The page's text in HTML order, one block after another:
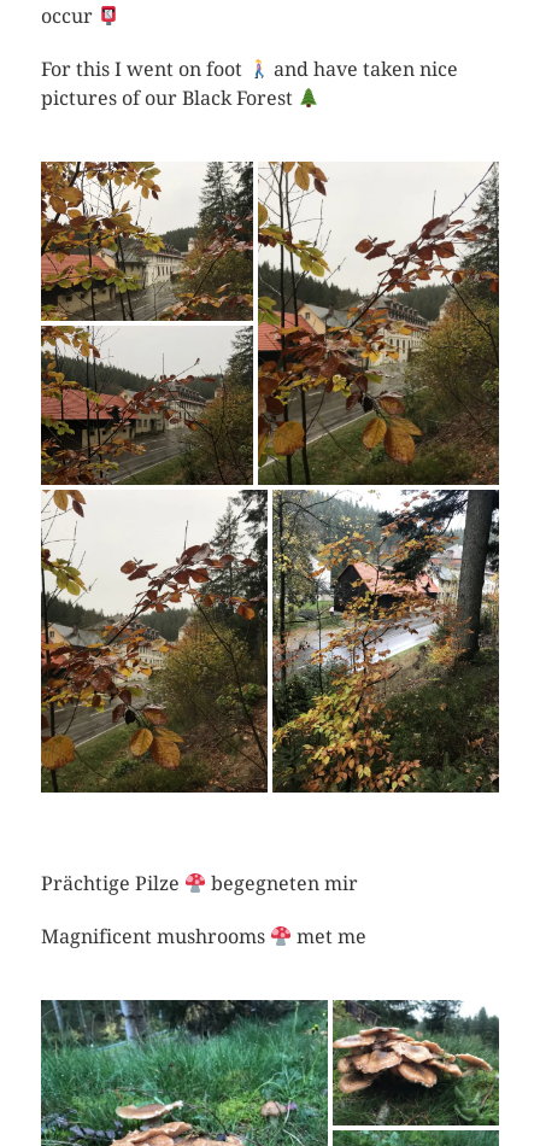
occur
For this I went on foot
and have taken nice
pictures of our Black Forest
Prächtige Pilze begegneten mir
Magnificent mushrooms met me